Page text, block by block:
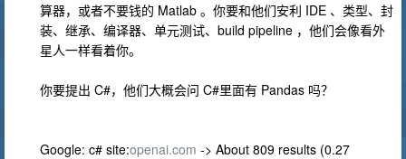
算器，或者不要钱的 Matlab 。你要和他们安利 IDE 、类型、封
装、继承、编译器、单元测试、build pipeline ，他们会像看外
星人一样看着你。
你要提出 C#，他们大概会问 C#里面有 Pandas 吗？
Google: c# site:openai.com -> About 809 results (0.27